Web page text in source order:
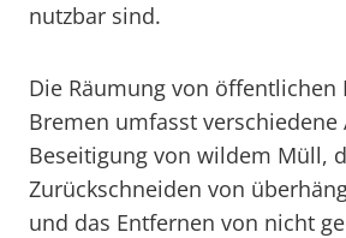
nutzbar sind.
Die Räumung von öffentlichen
Bremen umfasst verschiedene
Beseitigung von wildem Müll,
Zurückschneiden von
und das Entfernen von nicht